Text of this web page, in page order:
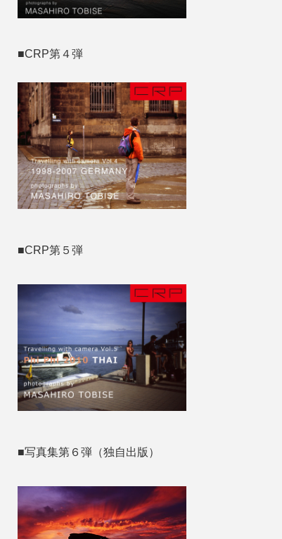
■CRP第４弾
■CRP第５弾
■写真集第６弾（独自出版）